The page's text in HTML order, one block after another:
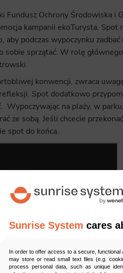
Sunrise System cares
In order to offer access to a secure,
may store or read small text files (e.g.
process personal data, such as unique
Fundusz Ochrony Środowiska i
kampanii ekoTurysta. Spot
aby podczas wypoczynku
sprzątać. W rolę
konwencji, zwraca
Spot dodatkowo
Wypoczywając na plaży, w
ze sobą. Jeśli chcecie
spot do końca.